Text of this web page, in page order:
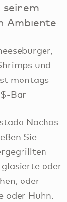
Ambiente
und
montags -
Bar
Nachos
Sie
oder
oder
oder Huhn.